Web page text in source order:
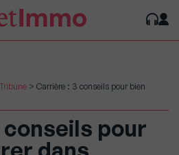
Tribune > Carrière : 3 conseils pour bien
pour